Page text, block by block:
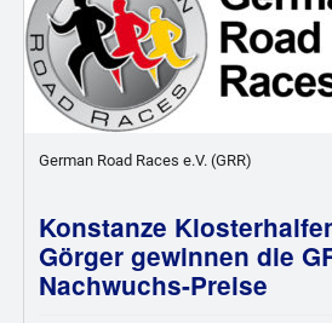
German Road Races e.V. (GRR)
Konstanze
Görger gewinnen die
Nachwuchs-Preise